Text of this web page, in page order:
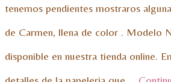
tenemos pendientes mostraros
de Carmen, llena de color . Modelo
disponible en nuestra tienda online.